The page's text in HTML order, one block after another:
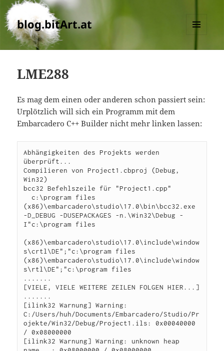
blog.bitArt.at
LME288
Es mag dem einen oder anderen schon passiert sein:
Urplötzlich will sich ein Programm mit dem
Embarcadero C++ Builder nicht mehr linken lassen:
Abhängigkeiten des Projekts werden
überprüft...
Compilieren von Project1.cbproj (Debug,
Win32)
bcc32 Befehlszeile für "Project1.cpp"
c:\program files
(x86)\embarcadero\studio\17.0\bin\bcc32.exe
-D_DEBUG -DUSEPACKAGES -n.\Win32\Debug -
I"c:\program files
(x86)\embarcadero\studio\17.0\include\window
s\crtl\DE";"c:\program files
(x86)\embarcadero\studio\17.0\include\window
s\rtl\DE";"c:\program files
.......
[VIELE, VIELE WEITERE ZEILEN FOLGEN HIER...]
.......
[ilink32 Warnung] Warning:
C:/Users/huh/Documents/Embarcadero/Studio/Pr
ojekte/Win32/Debug/Project1.ils: 0x00040000
/ 0x08000000
[ilink32 Warnung] Warning: unknown heap